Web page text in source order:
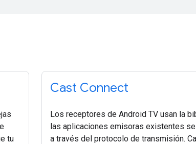
tu
Cast Connect
Los receptores de Android TV usan la
las aplicaciones emisoras existentes
a través del protocolo de transmisión.